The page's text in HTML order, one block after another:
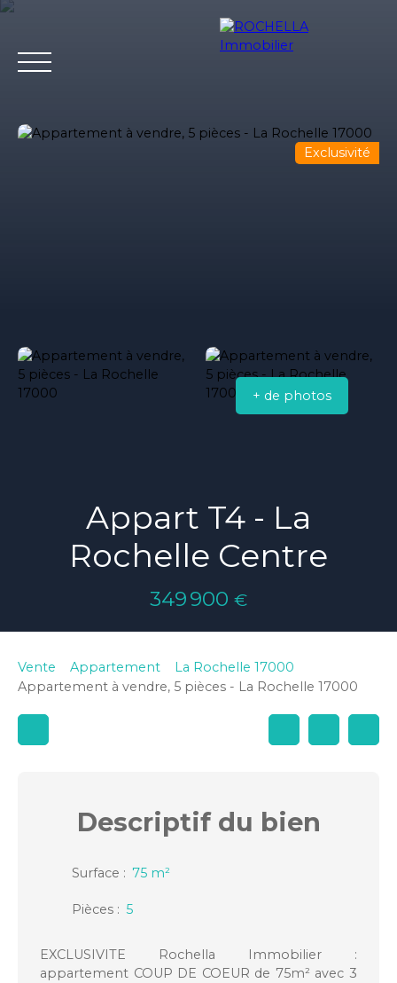
Estimation
Exclusivité
+ de photos
Appart T4 - La
Rochelle Centre
349 900 €
Vente Appartement
La Rochelle 17000
Appartement à vendre, 5 pièces - La Rochelle 17000
Descriptifdu bien
Surface : 75 m²
Pièces : 5
EXCLUSIVITE Rochella Immobilier :
appartement COUP DE COEUR de 75m² avec 3